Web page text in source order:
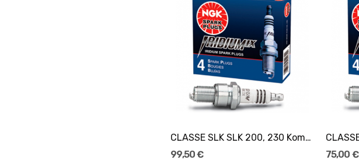
Ajouter Au Panier
CLASSE SLK SLK 200, 230 Komp [136/193ch]...
99,50 €
75,00 €